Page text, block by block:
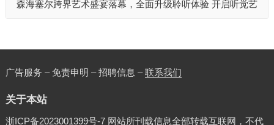
森海塞尔跨界艺术盛宴落幕，全面升级聆听体验 开启听觉艺
广告服务 – 免责申明 – 招聘信息 –联系我们
关于本站
浙ICP备2023001399号-7网站所刊载信息全部转载互联网，不代